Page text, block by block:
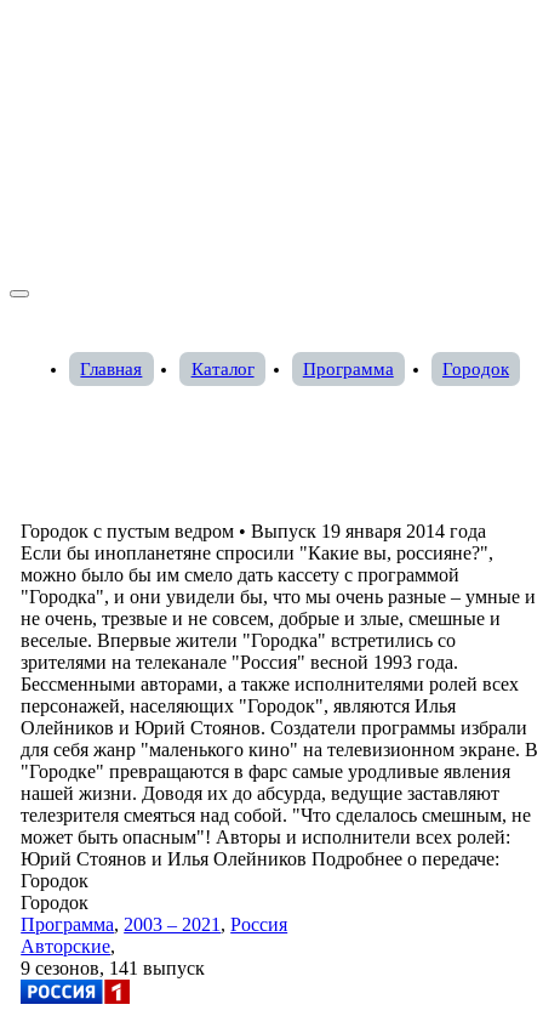
Главная Каталог Программа Городок
Городок с пустым ведром •Выпуск 19 января 2014 года
Если бы инопланетяне спросили "Какие вы, россияне?",
можно было бы им смело дать кассету с программой
"Городка", и они увидели бы, что мы очень разные – умные и
не очень, трезвые и не совсем, добрые и злые, смешные и
веселые. Впервые жители "Городка" встретились со
зрителями на телеканале "Россия" весной 1993 года.
Бессменными авторами, а также исполнителями ролей всех
персонажей, населяющих "Городок", являются Илья
Олейников и Юрий Стоянов. Создатели программы избрали
для себя жанр "маленького кино" на телевизионном экране. В
"Городке" превращаются в фарс самые уродливые явления
нашей жизни. Доводя их до абсурда, ведущие заставляют
телезрителя смеяться над собой. "Что сделалось смешным, не
может быть опасным"! Авторы и исполнители всех ролей:
Юрий Стоянов и Илья Олейников Подробнее о передаче:
Городок
Городок
Программа, 2003 – 2021 ,Россия
Авторские,
9 сезонов, 141 выпуск